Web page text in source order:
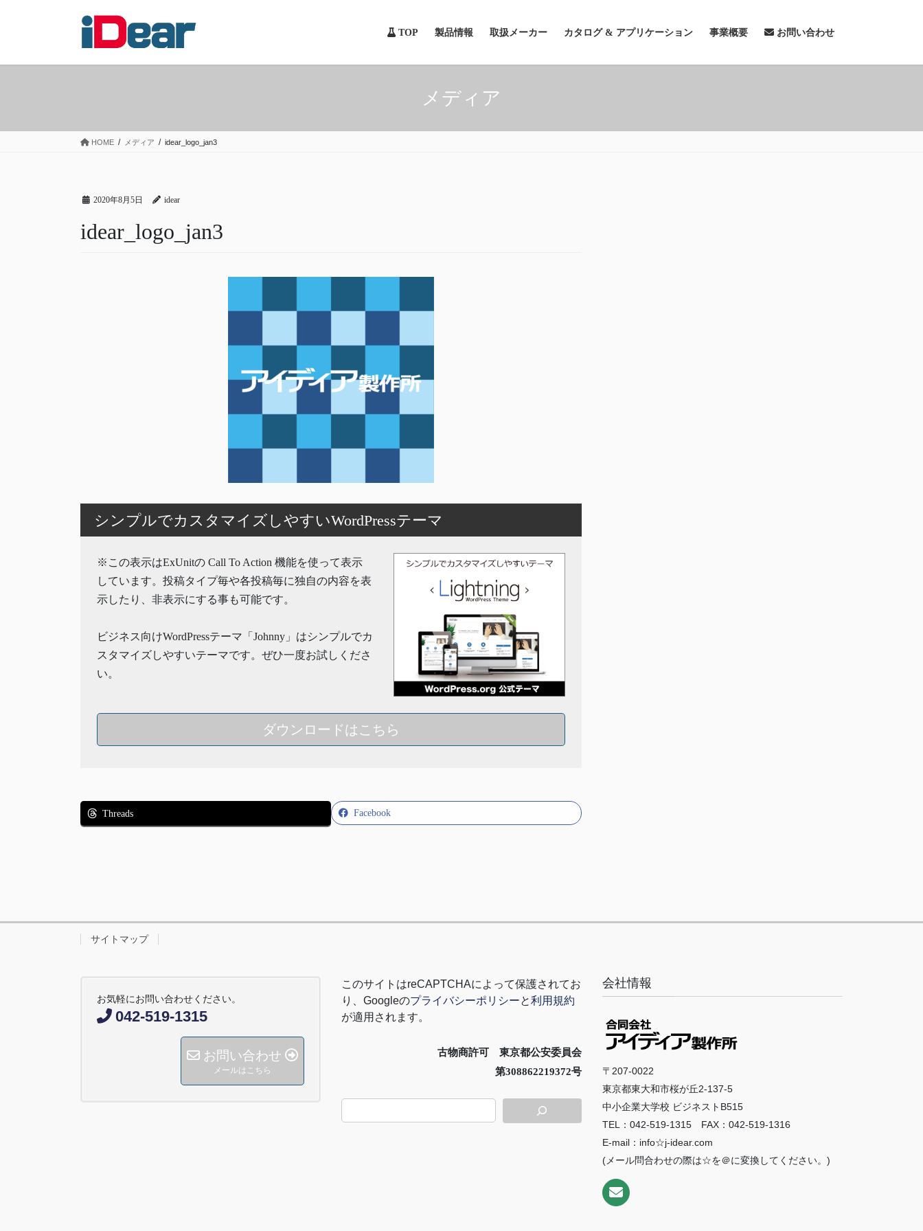
TOP 製品情報 取扱メーカー カタログ & アプリケーション 事業概要 お問い合わせ
メディア
HOME メディア idear_logo_jan3
2020年8月5日 idear
idear_logo_jan3
シンプルでカスタマイズしやすいWordPressテーマ
※この表示はExUnitの Call To Action 機能を使って表示
しています。投稿タイプ毎や各投稿毎に独自の内容を表
示したり、非表示にする事も可能です。
ビジネス向けWordPressテーマ「Johnny」はシンプルでカ
スタマイズしやすいテーマです。ぜひ一度お試しくださ
い。
ダウンロードはこちら
Facebook
Threads
サイトマップ
お気軽にお問い合わせください。
042-519-1315
お問い合わせ
メールはこちら
このサイトはreCAPTCHAによって保護されてお
り、 Googleのプライバシーポリシーと利用規約
が適用されます。
古物商許可 東京都公安委員会
第308862219372号
会社情報
〒207-0022
東京都東大和市桜が丘2-137-5
中小企業大学校 ビジネストB515
TEL：042-519-1315 FAX：042-519-1316
E-mail：info☆j-idear.com
(メール問合わせの際は☆を＠に変換してください。)